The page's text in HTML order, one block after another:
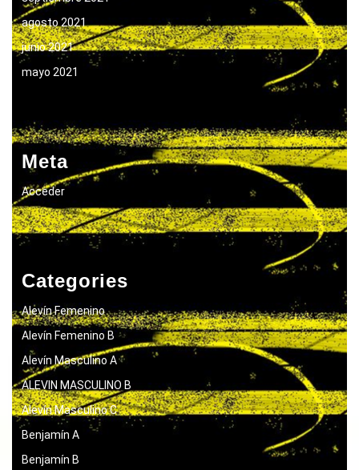
agosto 2021
junio 2021
mayo 2021
Meta
Acceder
Categories
Alevín Femenino
Alevín Femenino B
Alevín Masculino A
ALEVIN MASCULINO B
Alevín Masculino C
Benjamín A
Benjamín B